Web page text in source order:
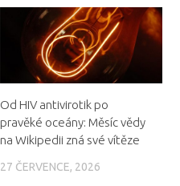
Od HIV antivirotik po
pravěké oceány: Měsíc vědy
na Wikipedii zná své vítěze
27 ČERVENCE, 2026